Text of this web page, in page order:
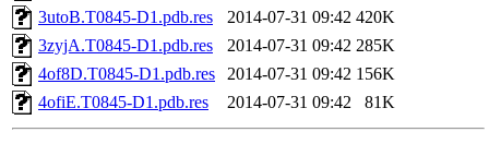
3utoB.T0845-D1.pdb.res
2014-07-31 09:42 420K
3zyjA.T0845-D1.pdb.res
2014-07-31 09:42 285K
4of8D.T0845-D1.pdb.res
2014-07-31 09:42 156K
4ofiE.T0845-D1.pdb.res
2014-07-31 09:42 81K